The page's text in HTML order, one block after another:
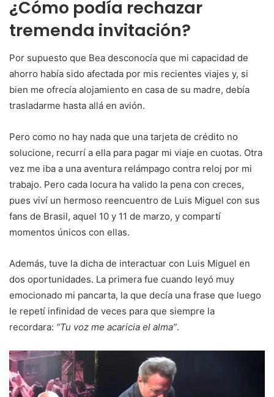
¿Cómo podía rechazar
tremenda invitación?
Por supuesto que Bea desconocía que mi capacidad de
ahorro había sido afectada por mis recientes viajes y, si
bien me ofrecía alojamiento en casa de su madre, debía
trasladarme hasta allá en avión.
Pero como no hay nada que una tarjeta de crédito no
solucione, recurrí a ella para pagar mi viaje en cuotas. Otra
vez me iba a una aventura relámpago contra reloj por mi
trabajo. Pero cada locura ha valido la pena con creces,
pues viví un hermoso reencuentro de Luis Miguel con sus
fans de Brasil, aquel 10 y 11 de marzo, y compartí
momentos únicos con ellas.
Además, tuve la dicha de interactuar con Luis Miguel en
dos oportunidades. La primera fue cuando leyó muy
emocionado mi pancarta, la que decía una frase que luego
le repetí infinidad de veces para que siempre la
recordara: “Tu voz me acaricia el alma”.